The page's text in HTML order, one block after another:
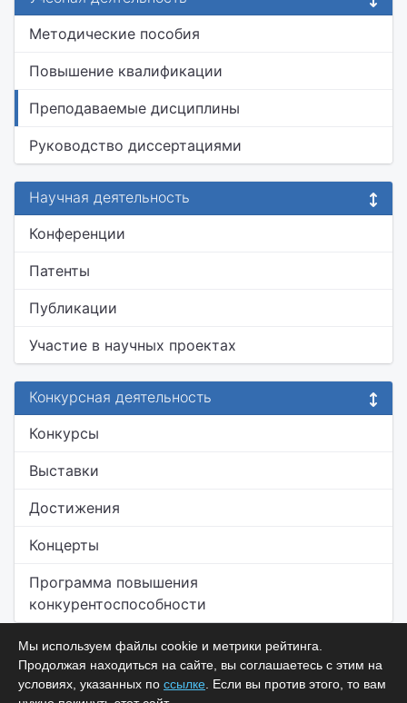
Методические пособия
Повышение квалификации
Преподаваемые дисциплины
Руководство диссертациями
Научная деятельность
Конференции
Патенты
Публикации
Участие в научных проектах
Конкурсная деятельность
Конкурсы
Выставки
Достижения
Концерты
Программа повышения
конкурентоспособности
Мы используем файлы cookie и метрики рейтинга.
Продолжая находиться на сайте, вы соглашаетесь с этим на
условиях, указанных по ссылке . Если вы против этого, то вам